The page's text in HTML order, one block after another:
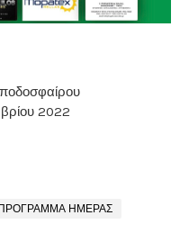
2022
ΠΡΟΓΡΑΜΜΑ ΗΜΕΡΑΣ